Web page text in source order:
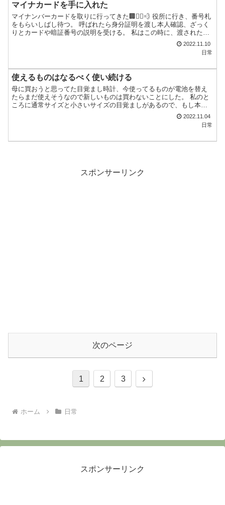
マイナカードを手に入れた
マイナンバーカードを取りに行ってきた🏢🏃‍♀️💨 役所に行き、番号札
をもらいしばし待つ。 呼ばれたら身分証明を渡し本人確認、ざっく
りとカードや暗証番号の説明を受ける。 私はこの時に、渡された用
2022.11.10
日常
使えるものはなるべく使い続ける
母に買おうと思ってた目覚まし時計、今使ってるものが電池を替え
たらまだ使えそうなので新しいものは買わないことにした。 私のと
ころに通常サイズと小さいサイズの目覚ましがあるので、もし本当
に壊れたら通常サイズの方を使ってもらおう。 まだ使えるもの...
2022.11.04
日常
スポンサーリンク
次のページ
1 2 3
次
ホーム 日常
スポンサーリンク